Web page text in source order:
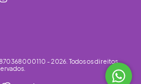
- 2026. Todos os direitos